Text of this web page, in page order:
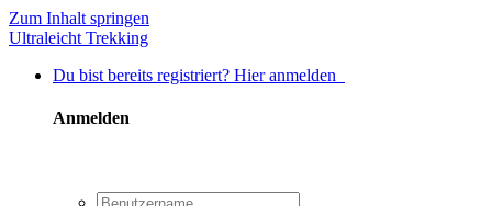
Zum Inhalt springen
Ultraleicht Trekking
Du bist bereits registriert? Hier anmelden
Anmelden